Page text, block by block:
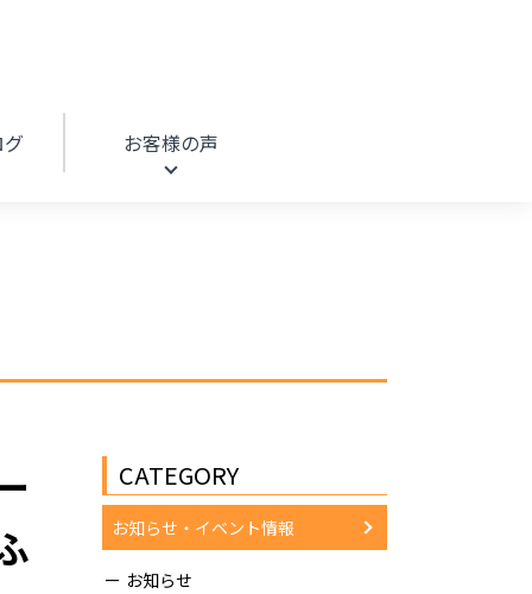
お客様の声
CATEGORY
お知らせ・イベント情報
お知らせ